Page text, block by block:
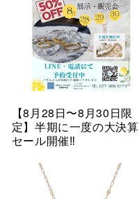
【8月28日〜8月30日限
定】半期に一度の大決算
セール開催‼︎